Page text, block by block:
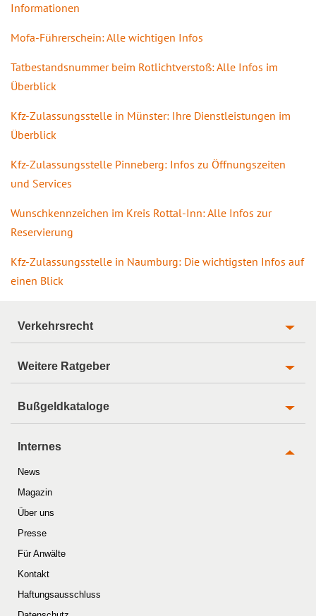
Informationen
Mofa-Führerschein: Alle wichtigen Infos
Tatbestandsnummer beim Rotlichtverstoß: Alle Infos im
Überblick
Kfz-Zulassungsstelle in Münster: Ihre Dienstleistungen im
Überblick
Kfz-Zulassungsstelle Pinneberg: Infos zu Öffnungszeiten
und Services
Wunschkennzeichen im Kreis Rottal-Inn: Alle Infos zur
Reservierung
Kfz-Zulassungsstelle in Naumburg: Die wichtigsten Infos auf
einen Blick
Verkehrsrecht
Weitere Ratgeber
Bußgeldkataloge
Internes
News
Magazin
Über uns
Presse
Für Anwälte
Kontakt
Haftungsausschluss